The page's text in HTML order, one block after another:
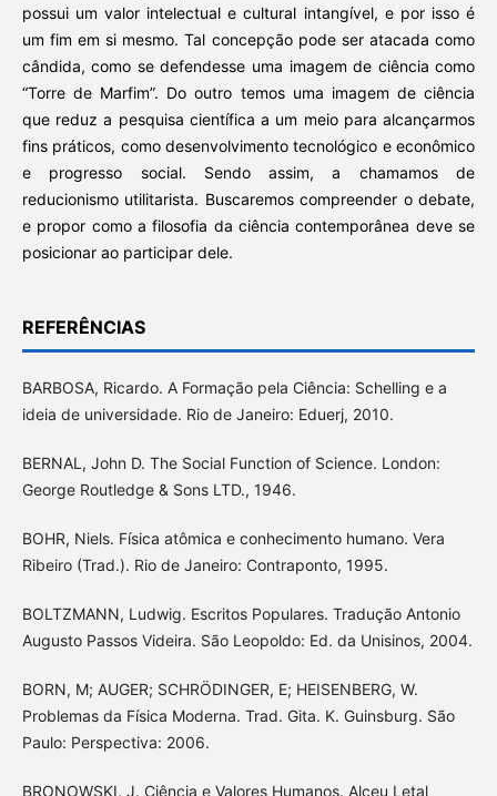
possui um valor intelectual e cultural intangível, e por isso é
um fim em si mesmo. Tal concepção pode ser atacada como
cândida, como se defendesse uma imagem de ciência como
“Torre de Marfim”. Do outro temos uma imagem de ciência
que reduz a pesquisa científica a um meio para alcançarmos
fins práticos, como desenvolvimento tecnológico e econômico
e progresso social. Sendo assim, a chamamos de
reducionismo utilitarista. Buscaremos compreender o debate,
e propor como a filosofia da ciência contemporânea deve se
posicionar ao participar dele.
REFERÊNCIAS
BARBOSA, Ricardo. A Formação pela Ciência: Schelling e a
ideia de universidade. Rio de Janeiro: Eduerj, 2010.
BERNAL, John D. The Social Function of Science. London:
George Routledge & Sons LTD., 1946.
BOHR, Niels. Física atômica e conhecimento humano. Vera
Ribeiro (Trad.). Rio de Janeiro: Contraponto, 1995.
BOLTZMANN, Ludwig. Escritos Populares. Tradução Antonio
Augusto Passos Videira. São Leopoldo: Ed. da Unisinos, 2004.
BORN, M; AUGER; SCHRÖDINGER, E; HEISENBERG, W.
Problemas da Física Moderna. Trad. Gita. K. Guinsburg. São
Paulo: Perspectiva: 2006.
BRONOWSKI, J. Ciência e Valores Humanos. Alceu Letal